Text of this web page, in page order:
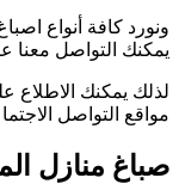
ونورد كافة أنواع
يمكنك التواصل معنا
لذلك يمكنك الاطلاع
مواقع التواصل
صباغ منازل